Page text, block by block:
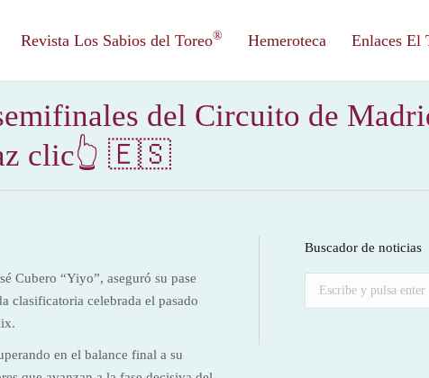
Revista Los Sabios del Toreo® Hemeroteca Enlaces El
del Circuito de
clic👆 🇪🇸
Cubero “Yiyo”, aseguró su pase
clasificatoria celebrada el pasado
en el balance final a su
Buscador de noticias